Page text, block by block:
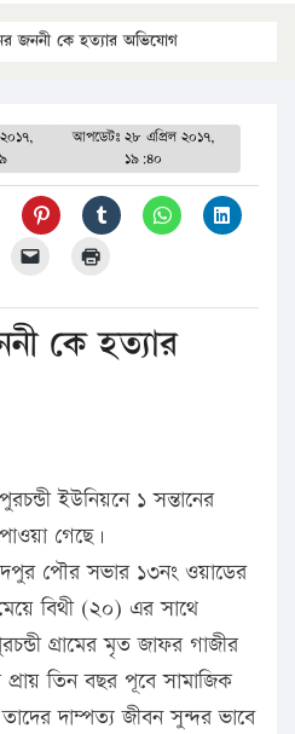
জননী কে হত্যার অভিযোগ
আপডেটঃ ২৮ এপ্রিল ২০১৭,
১৯:৪০
কে হত্যার
ইউনিয়নে ১ সন্তানের
গেছে।
পৌর সভার ১৩নং ওয়াডের
বিথী (২০) এর সাথে
গ্রামের মৃত জাফর গাজীর
তিন বছর পূবে সামাজিক
দাম্পত্য জীবন সুন্দর ভাবে